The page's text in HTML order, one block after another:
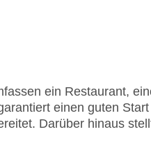
ein Restaurant,
einen guten
Darüber hinaus